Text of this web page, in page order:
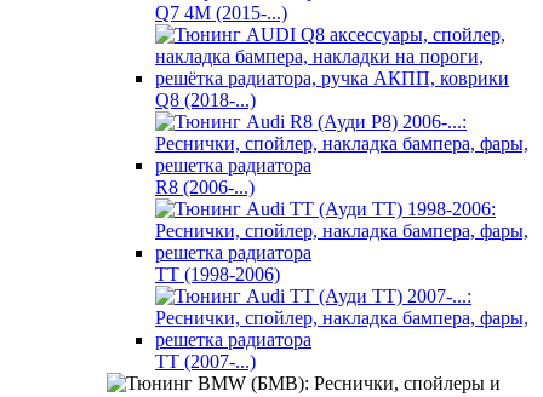
Q7 4M (2015-...)
Q8 (2018-...)
R8 (2006-...)
TT (1998-2006)
TT (2007-...)